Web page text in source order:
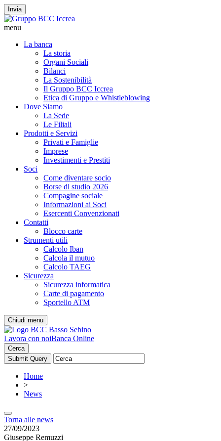
Invia
menu
La banca
La storia
Organi Sociali
Bilanci
La Sostenibilità
Il Gruppo BCC Iccrea
Etica di Gruppo e Whistleblowing
Dove Siamo
La Sede
Le Filiali
Prodotti e Servizi
Privati e Famiglie
Imprese
Investimenti e Prestiti
Soci
Come diventare socio
Borse di studio 2026
Compagine sociale
Informazioni ai Soci
Esercenti Convenzionati
Contatti
Blocco carte
Strumenti utili
Calcolo Iban
Calcola il mutuo
Calcolo TAEG
Sicurezza
Sicurezza informatica
Carte di pagamento
Sportello ATM
Chiudi menu
Lavora con noiBanca Online
Cerca
Home
>
News
Torna alle news
27/09/2023
Giuseppe Remuzzi